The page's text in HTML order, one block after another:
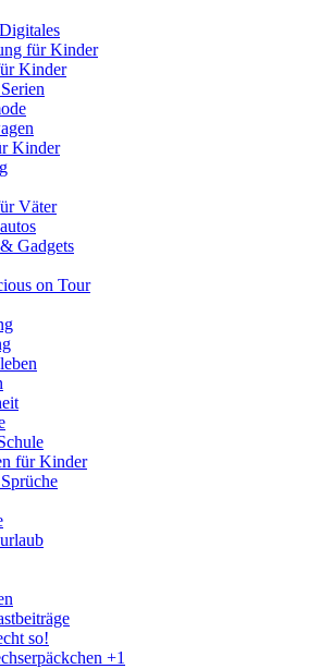
für Kinder
Kinder
Kinder
Väter
Gadgets
on Tour
für Kinder
so!
+1